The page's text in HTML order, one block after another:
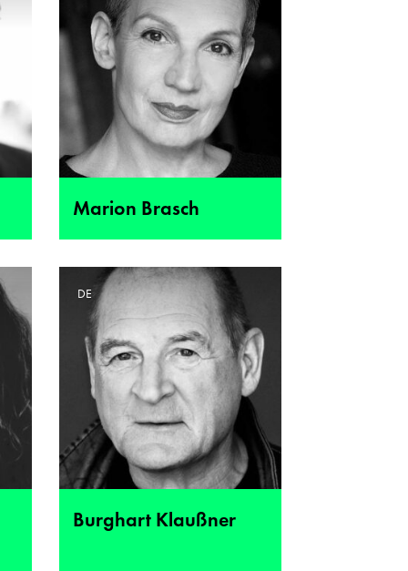
Marion Brasch
Burghart Klaußner
DE